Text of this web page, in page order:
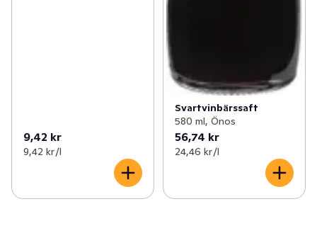
9,42 kr
9,42 kr /l
Svartvinbärssaft
580 ml, Önos
56,74 kr
24,46 kr /l